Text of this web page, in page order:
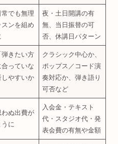
でも無理
ンを組め
夜・土日開講の有
無、当日振替の可
否、休講日パターン
弾きたい方
っていな
しやすいか
クラシック中心か、
ポップス／コード演
奏対応か、弾き語り
可否など
ぬ出費が
に
入会金・テキスト
代・スタジオ代・発
表会費の有無や金額